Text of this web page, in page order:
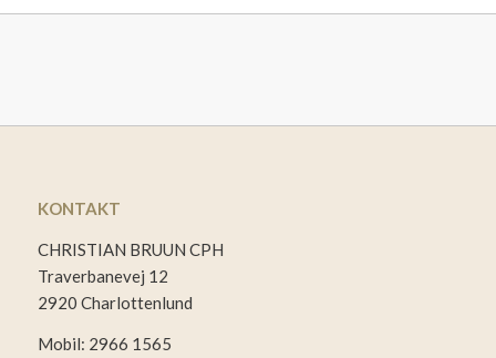
KONTAKT
CHRISTIAN BRUUN CPH
Traverbanevej 12
2920 Charlottenlund
Mobil: 2966 1565